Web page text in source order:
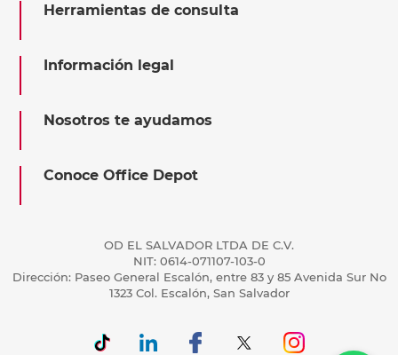
Herramientas de consulta
Información legal
Nosotros te ayudamos
Conoce Office Depot
OD EL SALVADOR LTDA DE C.V.
NIT: 0614-071107-103-0
Dirección: Paseo General Escalón, entre 83 y 85 Avenida Sur No
1323 Col. Escalón, San Salvador